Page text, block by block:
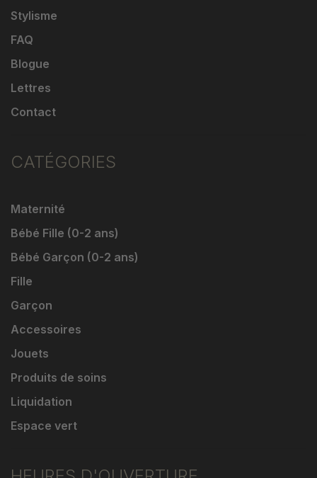
Stylisme
FAQ
Blogue
Lettres
Contact
CATÉGORIES
Maternité
Bébé Fille (0-2 ans)
Bébé Garçon (0-2 ans)
Fille
Garçon
Accessoires
Jouets
Produits de soins
Liquidation
Espace vert